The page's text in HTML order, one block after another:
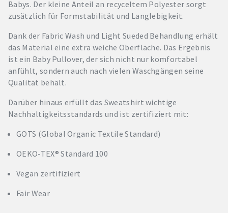
Babys. Der kleine Anteil an recyceltem Polyester sorgt
zusätzlich für Formstabilität und Langlebigkeit.
Dank der Fabric Wash und Light Sueded Behandlung erhält
das Material eine extra weiche Oberfläche. Das Ergebnis
ist ein Baby Pullover, der sich nicht nur komfortabel
anfühlt, sondern auch nach vielen Waschgängen seine
Qualität behält.
Darüber hinaus erfüllt das Sweatshirt wichtige
Nachhaltigkeitsstandards und ist zertifiziert mit:
GOTS (Global Organic Textile Standard)
OEKO-TEX® Standard 100
Vegan zertifiziert
Fair Wear